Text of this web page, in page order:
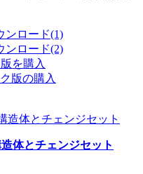
ンロード(1)
ンロード(2)
を購入
版の購入
体とチェンジセット